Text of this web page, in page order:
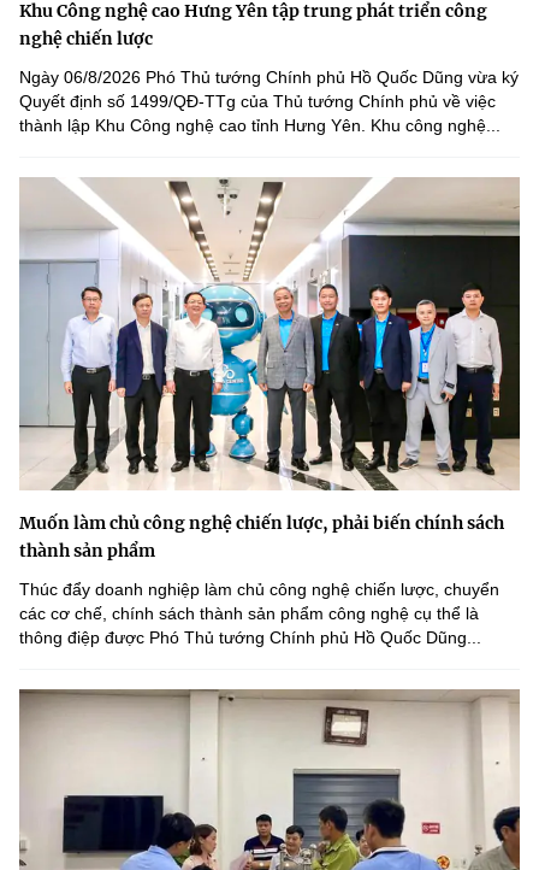
Khu Công nghệ cao Hưng Yên tập trung phát triển công
nghệ chiến lược
Ngày 06/8/2026 Phó Thủ tướng Chính phủ Hồ Quốc Dũng vừa ký
Quyết định số 1499/QĐ-TTg của Thủ tướng Chính phủ về việc
thành lập Khu Công nghệ cao tỉnh Hưng Yên. Khu công nghệ...
Muốn làm chủ công nghệ chiến lược, phải biến chính sách
thành sản phẩm
Thúc đẩy doanh nghiệp làm chủ công nghệ chiến lược, chuyển
các cơ chế, chính sách thành sản phẩm công nghệ cụ thể là
thông điệp được Phó Thủ tướng Chính phủ Hồ Quốc Dũng...